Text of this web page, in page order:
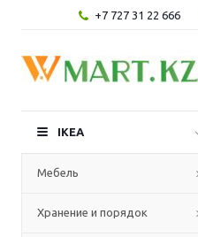
+7 727 31 22 666
IKEA
Мебель
Хранение и порядок